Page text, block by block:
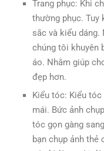
Trang phục: Khi
thường phục. Tuy
sắc và kiểu
chúng tôi khuyên
áo. Nhằm giúp
đẹp hơn.
Kiểu tóc: Kiểu
mái. Bức ảnh
tóc gọn gàng
bạn chụp ảnh thẻ